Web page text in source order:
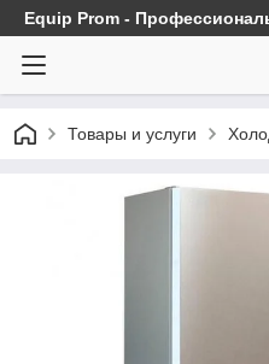
Equip Prom -
Товары и услуги